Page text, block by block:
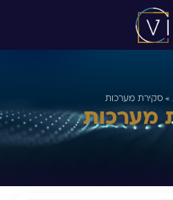
» סקירת מערכות
מערכות